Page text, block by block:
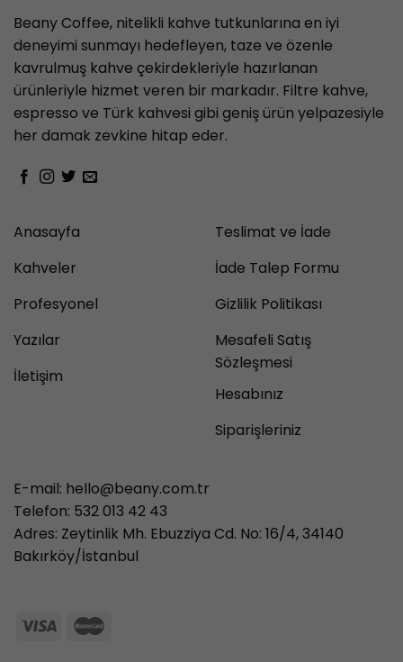
Beany Coffee, nitelikli kahve tutkunlarına en iyi
deneyimi sunmayı hedefleyen, taze ve özenle
kavrulmuş kahve çekirdekleriyle hazırlanan
ürünleriyle hizmet veren bir markadır. Filtre kahve,
espresso ve Türk kahvesi gibi geniş ürün yelpazesiyle
her damak zevkine hitap eder.
Anasayfa
Kahveler
Profesyonel
Yazılar
İletişim
Teslimat ve İade
İade Talep Formu
Gizlilik Politikası
Mesafeli Satış
Sözleşmesi
Hesabınız
Siparişleriniz
E-mail: hello@beany.com.tr
Telefon: 532 013 42 43
Adres: Zeytinlik Mh. Ebuzziya Cd. No: 16/4, 34140
Bakırköy/İstanbul